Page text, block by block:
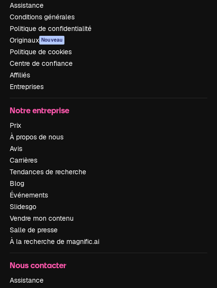
Assistance
Conditions générales
Politique de confidentialité
Originaux Nouveau
Politique de cookies
Centre de confiance
Affiliés
Entreprises
Notre entreprise
Prix
À propos de nous
Avis
Carrières
Tendances de recherche
Blog
Événements
Slidesgo
Vendre mon contenu
Salle de presse
À la recherche de magnific.ai
Nous contacter
Assistance